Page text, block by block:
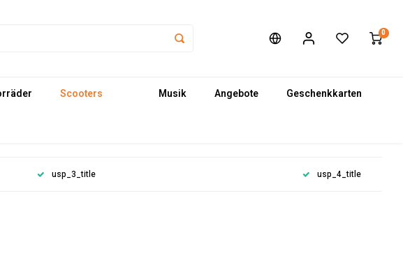
0
Scooters Musik Angebote Geschenkkarten
usp_3_title usp_4_title